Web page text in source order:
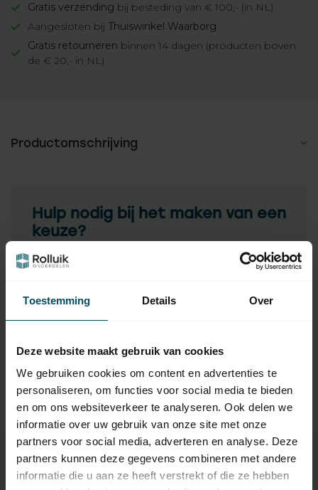
Toestemming Details Over
Deze website maakt gebruik van cookies
We gebruiken cookies om content en advertenties te
personaliseren, om functies voor social media te bieden
en om ons websiteverkeer te analyseren. Ook delen we
informatie over uw gebruik van onze site met onze
partners voor social media, adverteren en analyse. Deze
partners kunnen deze gegevens combineren met andere
informatie die u aan ze heeft verstrekt of die ze hebben
Gratis verzending bij besteding van € 100,- (in NL)
Aangesloten bij Thuiswinkel Waarborg
Gratis retourneren binnen 14 dagen (producten boven
de € 20,- in NL)
Productomschrijving
Hulp nodig bij het maken van een
keuze?
Neem contact op met een van onze medewerkers
Gerelateerde producten
TypeError: Failed to fetch
https://www.rolluikonderdelen.nl/nl/merken/becker/adap
tiesets-rolluikmotor/